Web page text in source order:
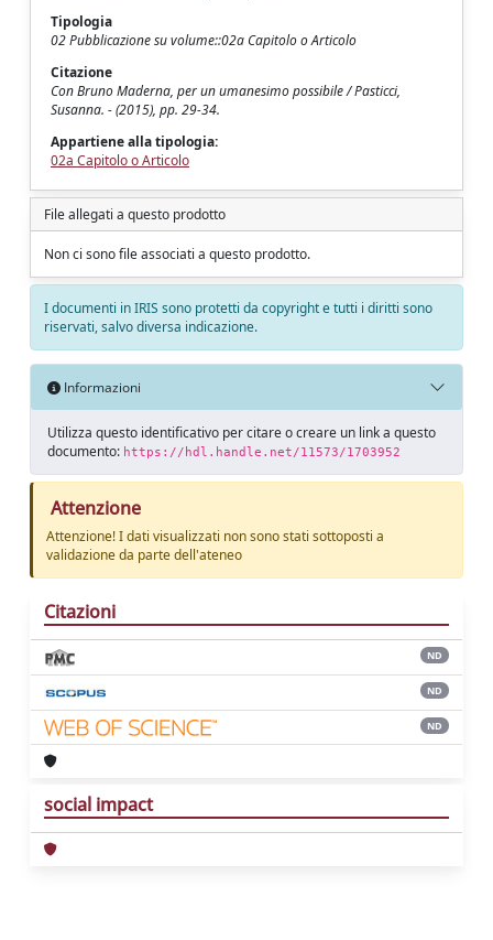
Tipologia
02 Pubblicazione su volume::02a Capitolo o Articolo
Citazione
Con Bruno Maderna, per un umanesimo possibile / Pasticci,
Susanna. - (2015), pp. 29-34.
Appartiene alla tipologia:
02a Capitolo o Articolo
File allegati a questo prodotto
Non ci sono file associati a questo prodotto.
I documenti in IRIS sono protetti da copyright e tutti i diritti sono
riservati, salvo diversa indicazione.
Informazioni
Utilizza questo identificativo per citare o creare un link a questo
documento: https://hdl.handle.net/11573/1703952
Attenzione
Attenzione! I dati visualizzati non sono stati sottoposti a
validazione da parte dell'ateneo
Citazioni
ND
ND
ND
social impact